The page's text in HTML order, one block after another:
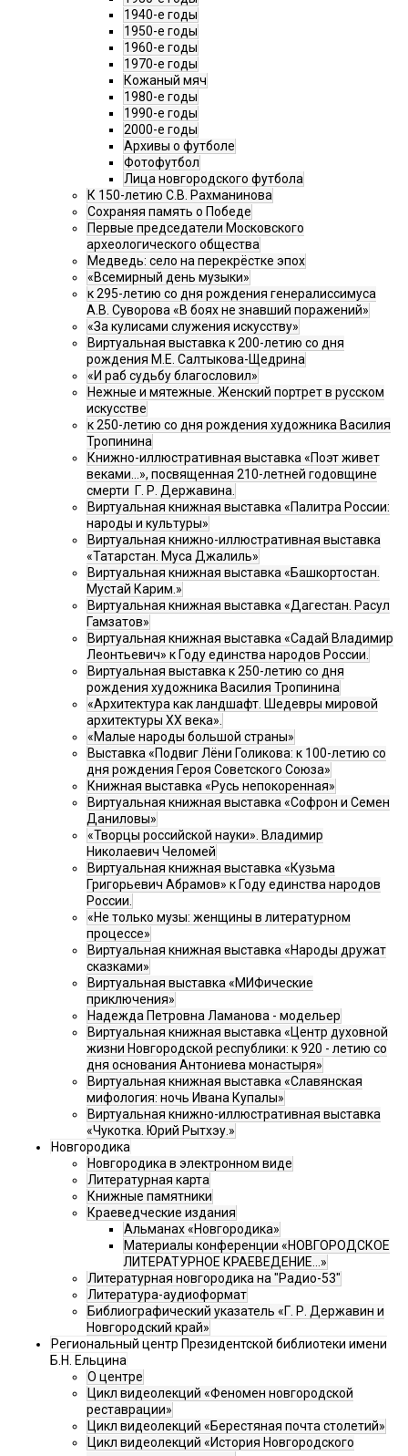
1940-е годы
1950-е годы
1960-е годы
1970-е годы
Кожаный мяч
1980-е годы
1990-е годы
2000-е годы
Архивы о футболе
Фотофутбол
Лица новгородского футбола
К 150-летию С.В. Рахманинова
Сохраняя память о Победе
Первые председатели Московского
археологического общества
Медведь: село на перекрёстке эпох
«Всемирный день музыки»
к 295-летию со дня рождения генералиссимуса
А.В. Суворова «В боях не знавший поражений»
«За кулисами служения искусству»
Виртуальная выставка к 200-летию со дня
рождения М.Е. Салтыкова-Щедрина
«И раб судьбу благословил»
Нежные и мятежные. Женский портрет в русском
искусстве
к 250-летию со дня рождения художника Василия
Тропинина
Книжно-иллюстративная выставка «Поэт живет
веками…», посвященная 210-летней годовщине
смерти Г. Р. Державина.
Виртуальная книжная выставка «Палитра России:
народы и культуры»
Виртуальная книжно-иллюстративная выставка
«Татарстан. Муса Джалиль»
Виртуальная книжная выставка «Башкортостан.
Мустай Карим.»
Виртуальная книжная выставка «Дагестан. Расул
Гамзатов»
Виртуальная книжная выставка «Садай Владимир
Леонтьевич» к Году единства народов России.
Виртуальная выставка к 250-летию со дня
рождения художника Василия Тропинина
«Архитектура как ландшафт. Шедевры мировой
архитектуры XX века».
«Малые народы большой страны»
Выставка «Подвиг Лёни Голикова: к 100-летию со
дня рождения Героя Советского Союза»
Книжная выставка «Русь непокоренная»
Виртуальная книжная выставка «Софрон и Семен
Даниловы»
«Творцы российской науки». Владимир
Николаевич Челомей
Виртуальная книжная выставка «Кузьма
Григорьевич Абрамов» к Году единства народов
России.
«Не только музы: женщины в литературном
процессе»
Виртуальная книжная выставка «Народы дружат
сказками»
Виртуальная выставка «МИФические
приключения»
Надежда Петровна Ламанова - модельер
Виртуальная книжная выставка «Центр духовной
жизни Новгородской республики: к 920 - летию со
дня основания Антониева монастыря»
Виртуальная книжная выставка «Славянская
мифология: ночь Ивана Купалы»
Виртуальная книжно-иллюстративная выставка
«Чукотка. Юрий Рытхэу.»
Новгородика
Новгородика в электронном виде
Литературная карта
Книжные памятники
Краеведческие издания
Альманах «Новгородика»
Материалы конференции «НОВГОРОДСКОЕ
ЛИТЕРАТУРНОЕ КРАЕВЕДЕНИЕ...»
Литературная новгородика на "Радио-53"
Литература-аудиоформат
Библиографический указатель «Г. Р. Державин и
Новгородский край»
Региональный центр Президентской библиотеки имени
Б.Н. Ельцина
О центре
Цикл видеолекций «Феномен новгородской
реставрации»
Цикл видеолекций «Берестяная почта столетий»
Цикл видеолекций «История Новгородского